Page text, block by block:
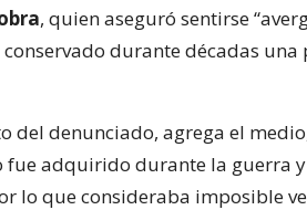
, quien aseguró sentirse
durante décadas
del denunciado, agrega el
fue adquirido durante la guerra
lo que consideraba imposible